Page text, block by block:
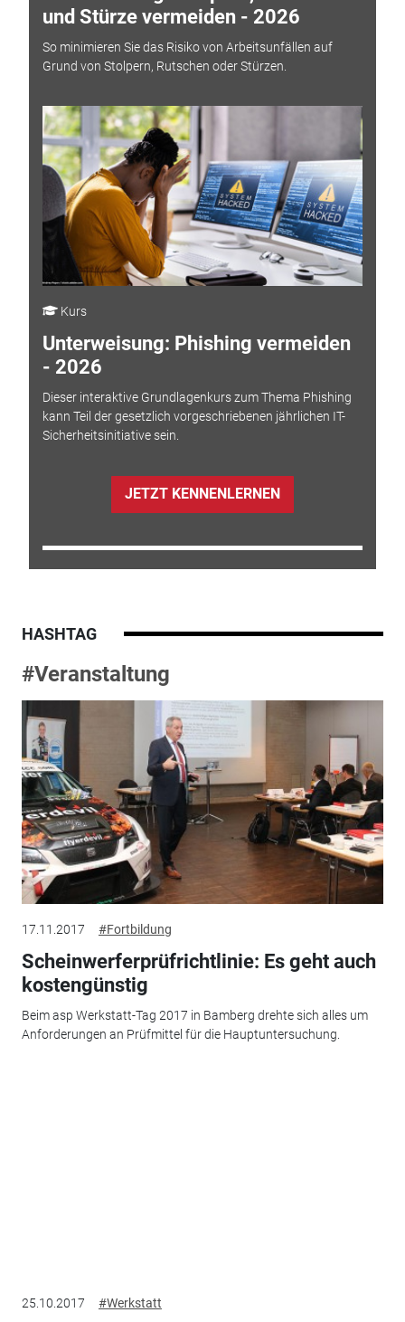
und Stürze vermeiden - 2026
So minimieren Sie das Risiko von Arbeitsunfällen auf
Grund von Stolpern, Rutschen oder Stürzen.
Kurs
Unterweisung: Phishing vermeiden
- 2026
Dieser interaktive Grundlagenkurs zum Thema Phishing
kann Teil der gesetzlich vorgeschriebenen jährlichen IT-
Sicherheitsinitiative sein.
JETZT KENNENLERNEN
HASHTAG
#Veranstaltung
17.11.2017 #Fortbildung
Scheinwerferprüfrichtlinie: Es geht auch
kostengünstig
Beim asp Werkstatt-Tag 2017 in Bamberg drehte sich alles um
Anforderungen an Prüfmittel für die Hauptuntersuchung.
25.10.2017 #Werkstatt